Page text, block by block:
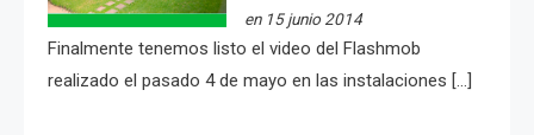
en 15 junio 2014
Finalmente tenemos listo el video del Flashmob
realizado el pasado 4 de mayo en las instalaciones […]